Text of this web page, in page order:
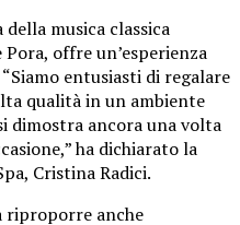
della musica classica
offre un’esperienza
entusiasti di regalare
qualità in un ambiente
dimostra ancora una volta
ha dichiarato la
Cristina Radici.
riproporre anche